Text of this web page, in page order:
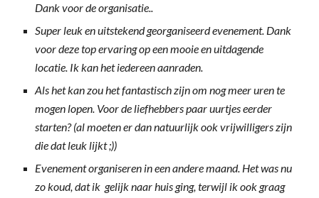
Dank voor de organisatie..
Super leuk en uitstekend georganiseerd evenement. Dank
voor deze top ervaring op een mooie en uitdagende
locatie. Ik kan het iedereen aanraden.
Als het kan zou het fantastisch zijn om nog meer uren te
mogen lopen. Voor de liefhebbers paar uurtjes eerder
starten? (al moeten er dan natuurlijk ook vrijwilligers zijn
die dat leuk lijkt ;))
Evenement organiseren in een andere maand. Het was nu
zo koud, dat ik gelijk naar huis ging, terwijl ik ook graag